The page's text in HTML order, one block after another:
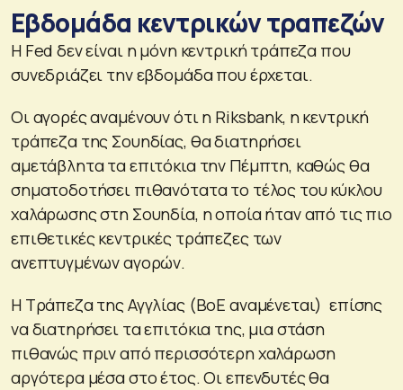
Εβδομάδα κεντρικών τραπεζών
Η Fed δεν είναι η μόνη κεντρική τράπεζα που
συνεδριάζει την εβδομάδα που έρχεται.
Οι αγορές αναμένουν ότι η Riksbank, η κεντρική
τράπεζα της Σουηδίας, θα διατηρήσει
αμετάβλητα τα επιτόκια την Πέμπτη, καθώς θα
σηματοδοτήσει πιθανότατα το τέλος του κύκλου
χαλάρωσης στη Σουηδία, η οποία ήταν από τις πιο
επιθετικές κεντρικές τράπεζες των
ανεπτυγμένων αγορών.
Η Τράπεζα της Αγγλίας (BoE αναμένεται) επίσης
να διατηρήσει τα επιτόκια της, μια στάση
πιθανώς πριν από περισσότερη χαλάρωση
αργότερα μέσα στο έτος. Οι επενδυτές θα